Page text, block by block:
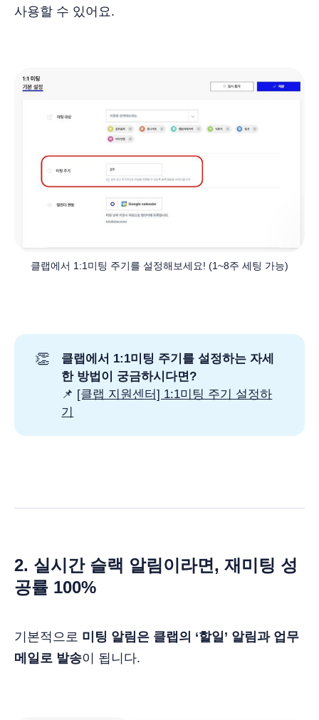
사용할 수 있어요.
클랩에서 1:1미팅 주기를 설정해보세요! (1~8주 세팅 가능)
👏
클랩에서 1:1미팅 주기를 설정하는 자세
한 방법이 궁금하시다면?
📌 [클랩 지원센터] 1:1미팅 주기 설정하
기
2. 실시간 슬랙 알림이라면, 재미팅 성
공률 100%
기본적으로 미팅 알림은 클랩의 ‘할일’ 알림과 업무
메일로 발송이 됩니다.